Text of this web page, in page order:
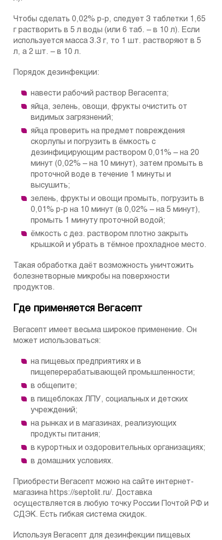
Чтобы сделать 0,02% р-р, следует 3 таблетки 1,65
г растворить в 5 л воды (или 6 таб. – в 10 л). Если
используется масса 3.3 г, то 1 шт. растворяют в 5
л, а 2 шт. – в 10 л.
Порядок дезинфекции:
навести рабочий раствор Вегасепта;
яйца, зелень, овощи, фрукты очистить от
видимых загрязнений;
яйца проверить на предмет повреждения
скорлупы и погрузить в ёмкость с
дезинфицирующим раствором 0,01% – на 20
минут (0,02% – на 10 минут), затем промыть в
проточной воде в течение 1 минуты и
высушить;
зелень, фрукты и овощи промыть, погрузить в
0,01% р-р на 10 минут (в 0,02% – на 5 минут),
промыть 1 минуту проточной водой;
ёмкость с дез. раствором плотно закрыть
крышкой и убрать в тёмное прохладное место.
Такая обработка даёт возможность уничтожить
болезнетворные микробы на поверхности
продуктов.
Где применяется Вегасепт
Вегасепт имеет весьма широкое применение. Он
может использоваться:
на пищевых предприятиях и в
пищеперерабатывающей промышленности;
в общепите;
в пищеблоках ЛПУ, социальных и детских
учреждений;
на рынках и в магазинах, реализующих
продукты питания;
в курортных и оздоровительных организациях;
в домашних условиях.
Приобрести Вегасепт можно на сайте интернет-
магазина https://septolit.ru/. Доставка
осуществляется в любую точку России Почтой РФ и
СДЭК. Есть гибкая система скидок.
Используя Вегасепт для дезинфекции пищевых